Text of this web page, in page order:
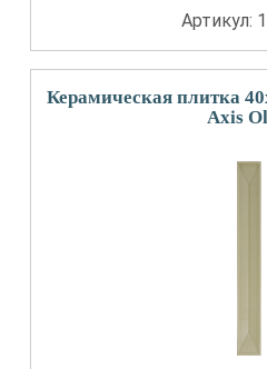
Артикул:
Керамическая плитка
Axis